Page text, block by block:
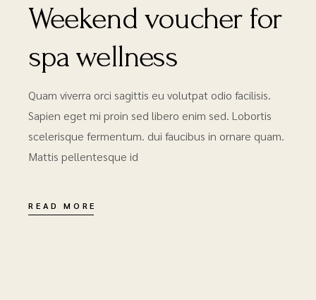
Weekend voucher for
spa wellness
Quam viverra orci sagittis eu volutpat odio facilisis.
Sapien eget mi proin sed libero enim sed. Lobortis
scelerisque fermentum. dui faucibus in ornare quam.
Mattis pellentesque id
READ MORE